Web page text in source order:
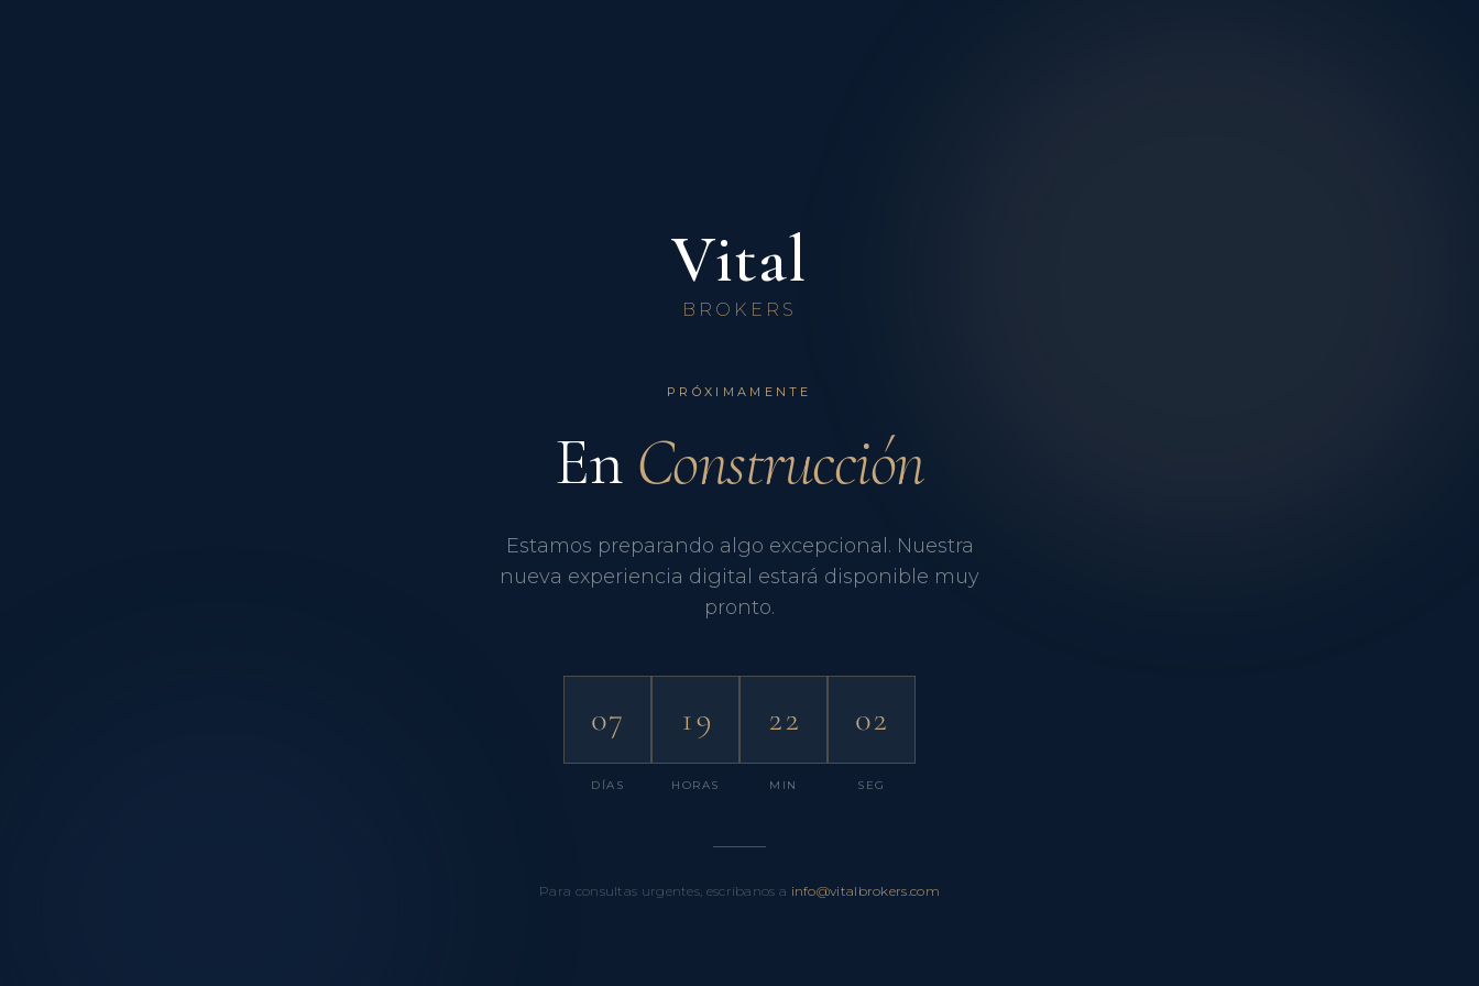
Vital
BROKERS
PRÓXIMAMENTE
En Construcción
Estamos preparando algo excepcional. Nuestra
nueva experiencia digital estará disponible muy
pronto.
07
DÍAS
19
HORAS
22
MIN
01
SEG
Para consultas urgentes, escríbanos a info@vitalbrokers.com